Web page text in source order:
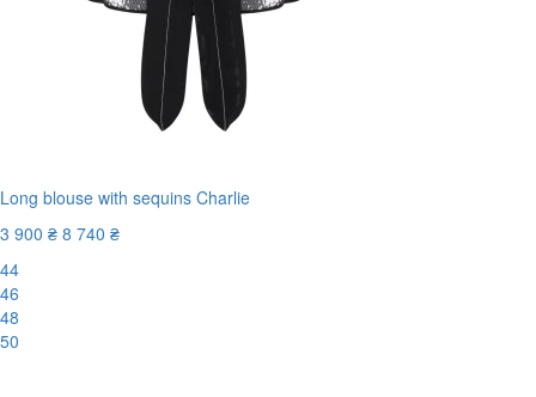
Long blouse with sequins Charlie
3 900 ₴ 8 740 ₴
44
46
48
50